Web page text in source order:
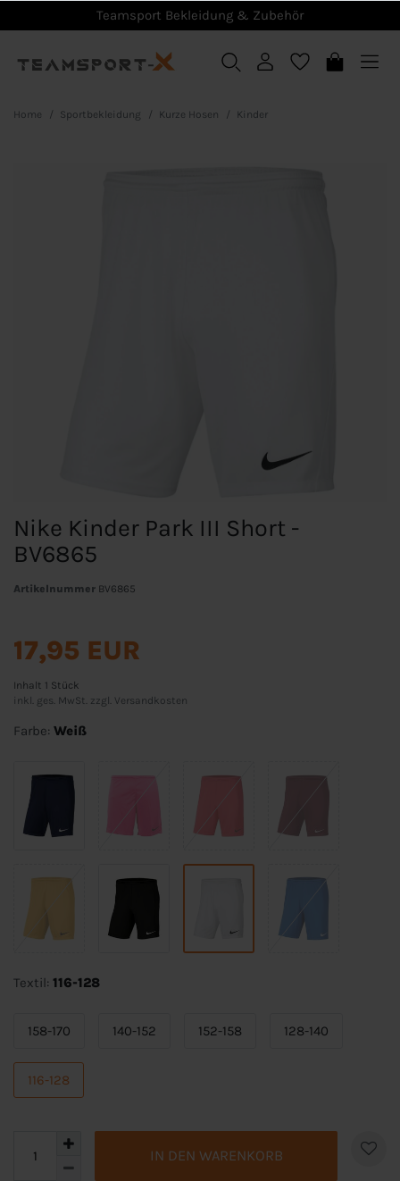
Teamsport Bekleidung & Zubehör
Home Sportbekleidung Kurze Hosen Kinder
Nike Kinder Park III Short -
BV6865
Artikelnummer BV6865
17,95 EUR
Inhalt 1 Stück
inkl. ges. MwSt. zzgl.
Versandkosten
Farbe: Weiß
Textil: 116-128
158-170 140-152 152-158 128-140
116-128
IN DEN WARENKORB